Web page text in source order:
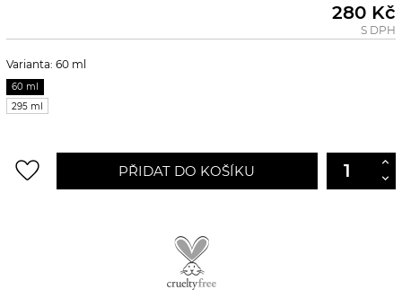
280 Kč
S DPH
Varianta: 60 ml
60 ml
295 ml
favorite_border PŘIDAT DO KOŠÍKU